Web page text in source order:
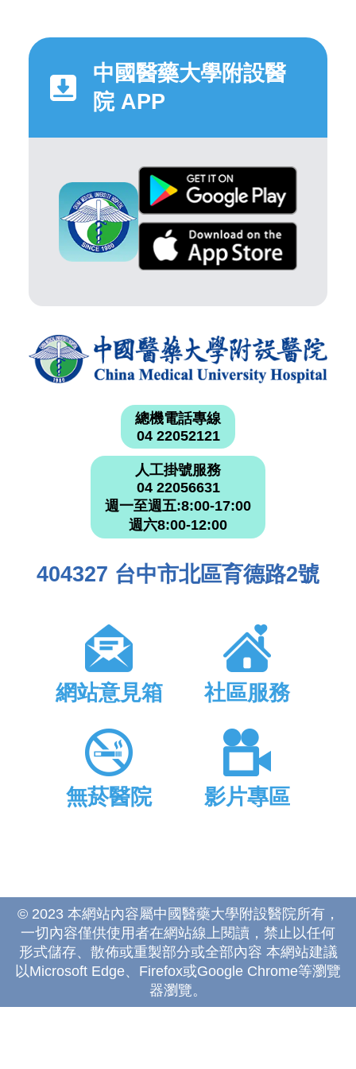
中國醫藥大學附設醫
院 APP
總機電話專線
04 22052121
人工掛號服務
04 22056631
週一至週五:8:00-17:00
週六8:00-12:00
404327 台中市北區育德路2號
網站意見箱 社區服務
無菸醫院 影片專區
© 2023 本網站內容屬中國醫藥大學附設醫院所有，
一切內容僅供使用者在網站線上閱讀，禁止以任何
形式儲存、散佈或重製部分或全部內容 本網站建議
以Microsoft Edge、Firefox或Google Chrome等瀏覽
器瀏覽。